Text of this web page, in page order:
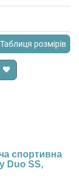
Таблиця розмірів
спортивна
Duo SS,